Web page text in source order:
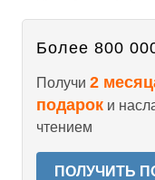
Более 800
Получи 2
подарок и
чтением
ПОЛУЧИТЬ